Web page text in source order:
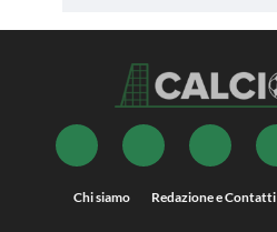
Chi siamo Redazione e Contatti